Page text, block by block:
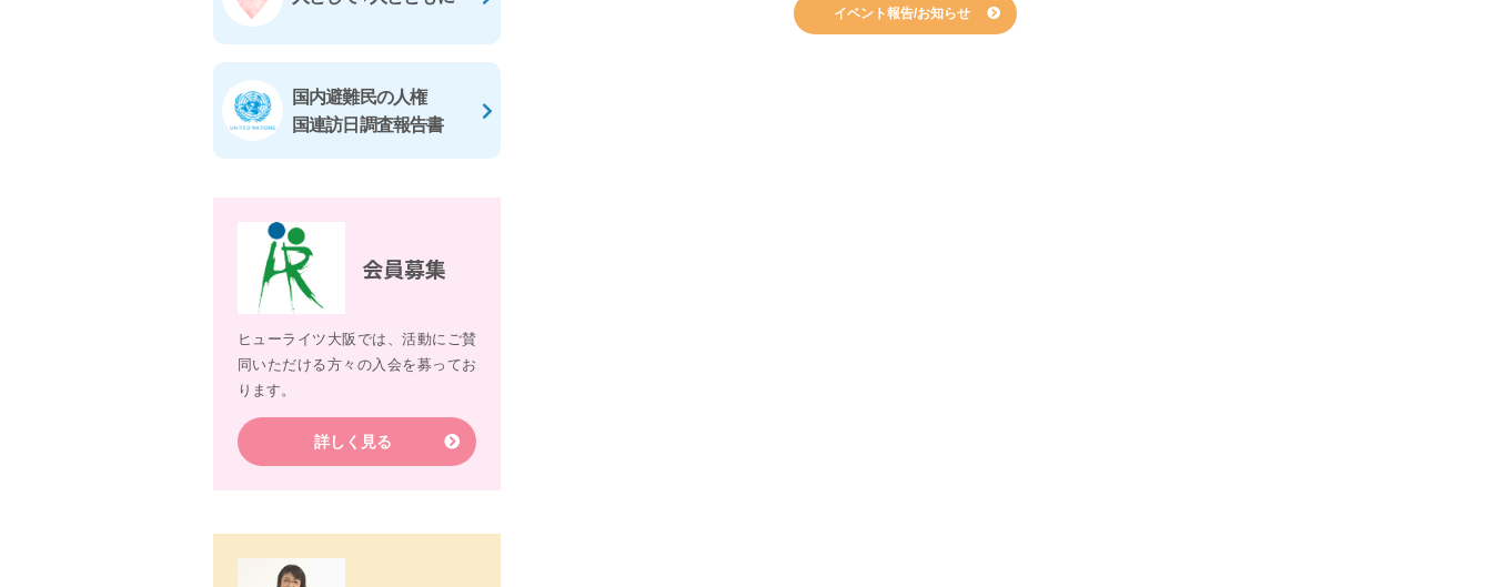
イベント報告/お知らせ
国内避難民の人権
国連訪日調査報告書
会員募集
ヒューライツ大阪では、活動にご賛
同いただける方々の入会を募ってお
ります。
詳しく見る